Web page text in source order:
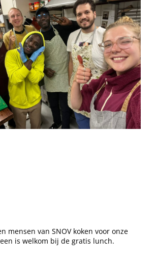
mensen van SNOV koken voor onze
is welkom bij de gratis lunch.